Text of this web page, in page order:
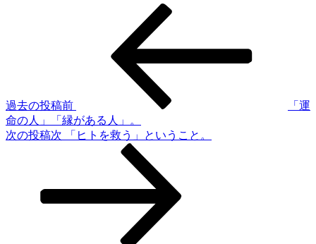
過去の投稿前
「運
命の人」「縁がある人」。
次の投稿次 「ヒトを救う」ということ。